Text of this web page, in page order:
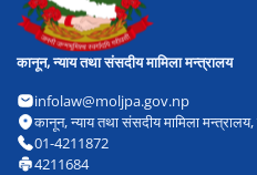
कानून, न्याय तथा संसदीय मामिला मन्त्रालय
infolaw@moljpa.gov.np
कानून, न्याय तथा संसदीय मामिला
01-4211872
4211684